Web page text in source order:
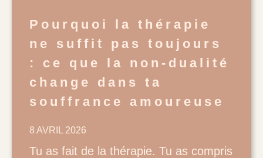
Pourquoi la thérapie
ne suffit pas toujours
: ce que la non-dualité
change dans ta
souffrance amoureuse
8 AVRIL 2026
Tu as fait de la thérapie. Tu as compris